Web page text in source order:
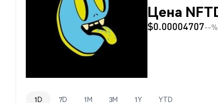
Цена
$0.00004707--%
1D 7D 1M 3M 1Y YTD